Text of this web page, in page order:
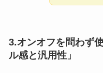
3.オンオフを問わず
ル感と汎用性」